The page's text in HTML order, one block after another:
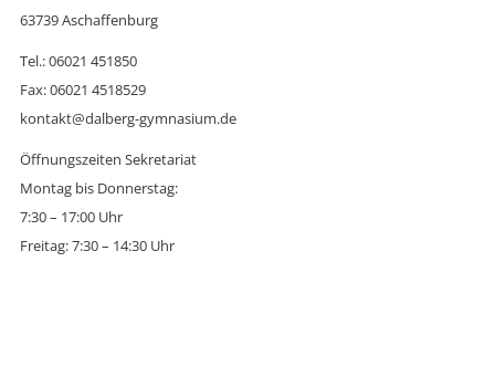
63739 Aschaffenburg
Tel.: 06021 451850
Fax: 06021 4518529
kontakt@dalberg-gymnasium.de
Öffnungszeiten Sekretariat
Montag bis Donnerstag:
7:30 – 17:00 Uhr
Freitag: 7:30 – 14:30 Uhr